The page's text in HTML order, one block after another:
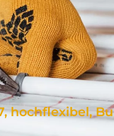
hochflexibel,